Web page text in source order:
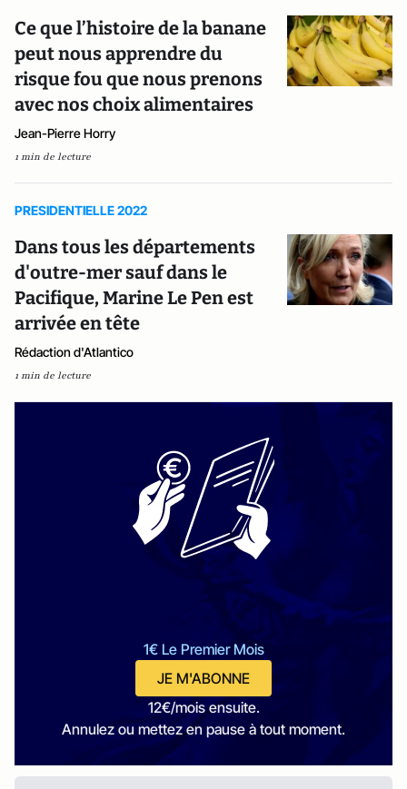
Ce que l’histoire de la banane
peut nous apprendre du
risque fou que nous prenons
avec nos choix alimentaires
Jean-Pierre Horry
1 min de lecture
PRESIDENTIELLE 2022
Dans tous les départements
d'outre-mer sauf dans le
Pacifique, Marine Le Pen est
arrivée en tête
Rédaction d'Atlantico
1 min de lecture
1€ Le Premier Mois
JE M'ABONNE
12€/mois ensuite.
Annulez ou mettez en pause à tout moment.